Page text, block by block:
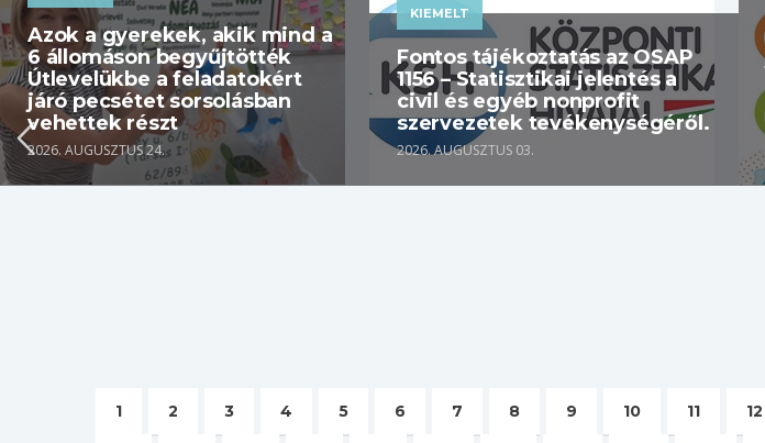
Azok a gyerekek, akik mind a
6 állomáson begyűjtötték
Útlevelükbe a feladatokért
járó pecsétet sorsolásban
vehettek részt
2026. AUGUSZTUS 24.
KIEMELT
Fontos tájékoztatás az OSAP
1156 – Statisztikai jelentés a
civil és egyéb nonprofit
szervezetek tevékenységéről.
2026. AUGUSZTUS 03.
1 2 3 4 5 6 7 8 9 10 11 12